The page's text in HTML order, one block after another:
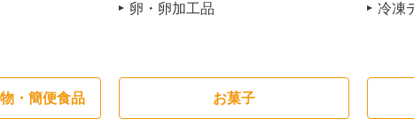
卵・卵加工品
冷凍
・簡便食品 お菓子